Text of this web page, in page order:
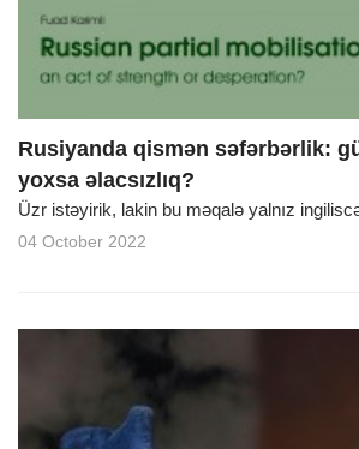
Rusiyanda qismən səfərbərlik:
yoxsa əlacsızlıq?
Üzr istəyirik, lakin bu məqalə yalnız
04 October 2022